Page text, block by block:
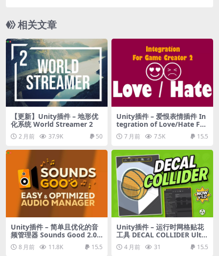
相关文章
【更新】Unity插件 – 地形优
化系统 World Streamer 2
2 月前 37.9K 50
Unity插件 – 爱恨表情插件 In
tegration of Love/Hate Fac
tion System into Game Cre
ator 2
7 月前 7.5K 15.5
Unity插件 – 简单且优化的音
频管理器 Sounds Good 2.0 –
Easy & Optimized Audio M
anager
8 月前 11.8K 15.5
Unity插件 – 运行时网格贴花
工具 DECAL COLLIDER Ulti
mate Runtime Mesh Collisi
on Decals
4 月前 31 15.5